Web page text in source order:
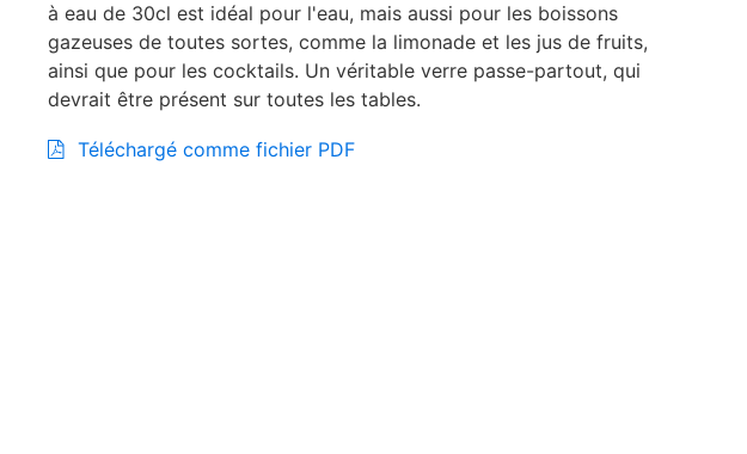
à eau de 30cl est idéal pour l'eau, mais aussi pour les boissons
gazeuses de toutes sortes, comme la limonade et les jus de fruits,
ainsi que pour les cocktails. Un véritable verre passe-partout, qui
devrait être présent sur toutes les tables.
Téléchargé comme fichier PDF